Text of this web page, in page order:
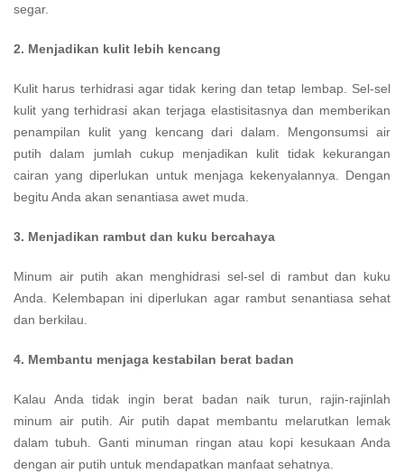
segar.
2. Menjadikan kulit lebih kencang
Kulit harus terhidrasi agar tidak kering dan tetap lembap. Sel-sel
kulit yang terhidrasi akan terjaga elastisitasnya dan memberikan
penampilan kulit yang kencang dari dalam. Mengonsumsi air
putih dalam jumlah cukup menjadikan kulit tidak kekurangan
cairan yang diperlukan untuk menjaga kekenyalannya. Dengan
begitu Anda akan senantiasa awet muda.
3. Menjadikan rambut dan kuku bercahaya
Minum air putih akan menghidrasi sel-sel di rambut dan kuku
Anda. Kelembapan ini diperlukan agar rambut senantiasa sehat
dan berkilau.
4. Membantu menjaga kestabilan berat badan
Kalau Anda tidak ingin berat badan naik turun, rajin-rajinlah
minum air putih. Air putih dapat membantu melarutkan lemak
dalam tubuh. Ganti minuman ringan atau kopi kesukaan Anda
dengan air putih untuk mendapatkan manfaat sehatnya.